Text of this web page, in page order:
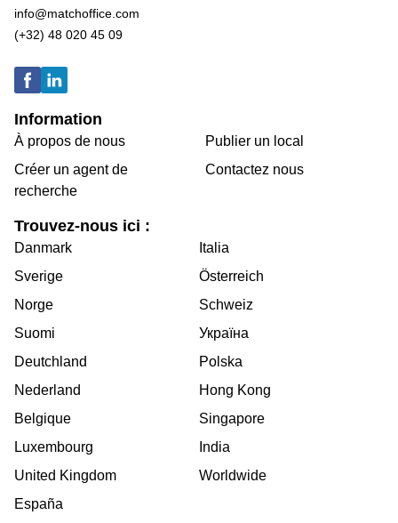
info@matchoffice.com
(+32) 48 020 45 09
Information
À propos de nous
Créer un agent de
recherche
Publier un local
Contactez nous
Trouvez-nous ici :
Danmark
Sverige
Norge
Suomi
Deutchland
Nederland
Belgique
Luxembourg
United Kingdom
España
Italia
Österreich
Schweiz
Україна
Polska
Hong Kong
Singapore
India
Worldwide